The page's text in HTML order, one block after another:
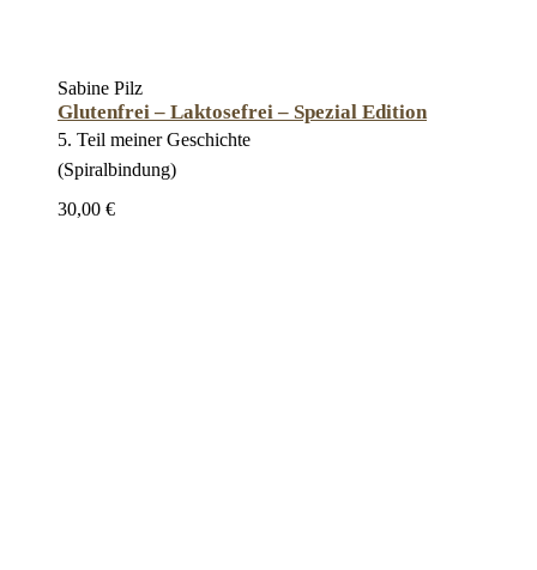
Sabine Pilz
Glutenfrei – Laktosefrei – Spezial Edition
5. Teil meiner Geschichte
(Spiralbindung)
30,00 €